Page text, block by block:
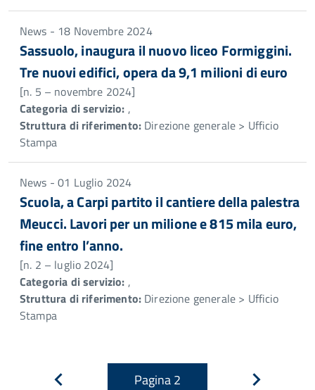
News - 18 Novembre 2024
Sassuolo, inaugura il nuovo liceo Formiggini.
Tre nuovi edifici, opera da 9,1 milioni di euro
[n. 5 – novembre 2024]
Categoria di servizio: ,
Struttura di riferimento: Direzione generale > Ufficio
Stampa
News - 01 Luglio 2024
Scuola, a Carpi partito il cantiere della palestra
Meucci. Lavori per un milione e 815 mila euro,
fine entro l’anno.
[n. 2 – luglio 2024]
Categoria di servizio: ,
Struttura di riferimento: Direzione generale > Ufficio
Stampa
Pagina2